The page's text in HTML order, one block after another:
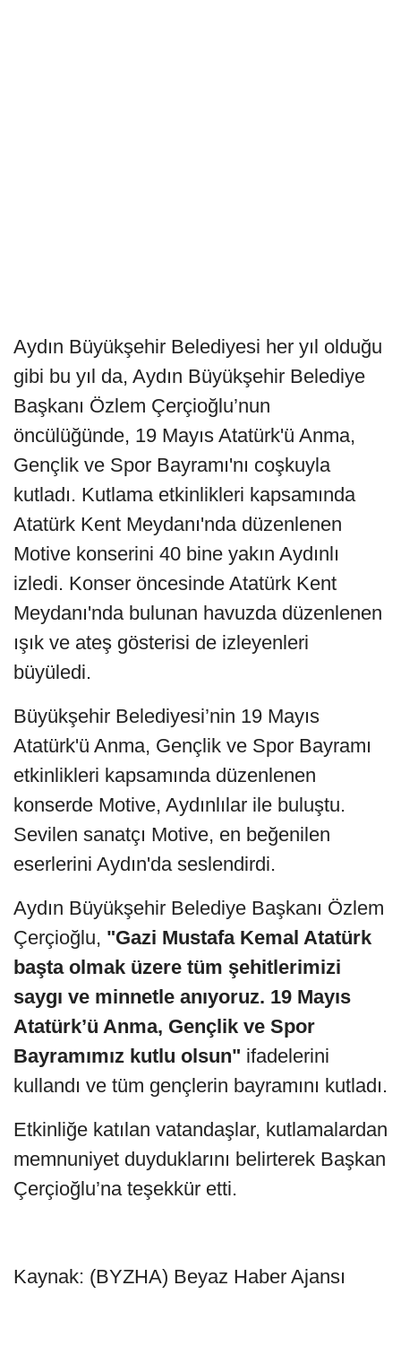
Aydın Büyükşehir Belediyesi her yıl olduğu
gibi bu yıl da, Aydın Büyükşehir Belediye
Başkanı Özlem Çerçioğlu’nun
öncülüğünde, 19 Mayıs Atatürk'ü Anma,
Gençlik ve Spor Bayramı'nı coşkuyla
kutladı. Kutlama etkinlikleri kapsamında
Atatürk Kent Meydanı'nda düzenlenen
Motive konserini 40 bine yakın Aydınlı
izledi. Konser öncesinde Atatürk Kent
Meydanı'nda bulunan havuzda düzenlenen
ışık ve ateş gösterisi de izleyenleri
büyüledi.
Büyükşehir Belediyesi’nin 19 Mayıs
Atatürk'ü Anma, Gençlik ve Spor Bayramı
etkinlikleri kapsamında düzenlenen
konserde Motive, Aydınlılar ile buluştu.
Sevilen sanatçı Motive, en beğenilen
eserlerini Aydın'da seslendirdi.
Aydın Büyükşehir Belediye Başkanı Özlem
Çerçioğlu, "Gazi Mustafa Kemal Atatürk
başta olmak üzere tüm şehitlerimizi
saygı ve minnetle anıyoruz. 19 Mayıs
Atatürk’ü Anma, Gençlik ve Spor
Bayramımız kutlu olsun" ifadelerini
kullandı ve tüm gençlerin bayramını kutladı.
Etkinliğe katılan vatandaşlar, kutlamalardan
memnuniyet duyduklarını belirterek Başkan
Çerçioğlu’na teşekkür etti.
Kaynak: (BYZHA) Beyaz Haber Ajansı